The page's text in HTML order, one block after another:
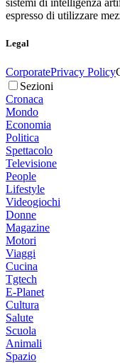
sistemi di intelligenza
espresso di utilizzare
Legal
CorporatePrivacy Policy
Sezioni
Cronaca
Mondo
Economia
Politica
Spettacolo
Televisione
People
Lifestyle
Videogiochi
Donne
Magazine
Motori
Viaggi
Cucina
Tgtech
E-Planet
Cultura
Salute
Scuola
Animali
Spazio